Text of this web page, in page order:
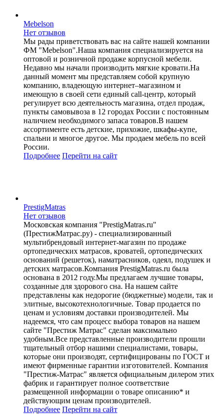
Mebelson
Нет отзывов
Мы рады приветствовать вас на сайте нашей компании
ФМ "Mebelson".Наша компания специализируется на
оптовой и розничной продаже корпусной мебели.
Недавно мы начали производить мягкие кровати.На
данный момент мы представляем собой крупную
компанию, владеющую интернет–магазином и
имеющую в своей сети единый call-центр, который
регулирует всю деятельность магазина, отдел продаж,
пункты самовывоза в 12 городах России c постоянным
наличием необходимого запаса товаров.В нашем
ассортименте есть детские, прихожие, шкафы-купе,
спальни и многое другое. Мы продаем мебель по всей
России.
Подробнее Перейти на сайт
PrestigMatras
Нет отзывов
Московская компания "PrestigMatras.ru"
(ПрестижМатрас.ру) - специализированный
мультибрендовый интернет-магазин по продаже
ортопедических матрасов, кроватей, ортопедических
оснований (решеток), наматрасников, одеял, подушек и
детских матрасов.Компания PrestigMatras.ru была
основана в 2012 году.Мы предлагаем лучшие товары,
созданные для здорового сна. На нашем сайте
представлены как недорогие (бюджетные) модели, так и
элитные, высокотехнологичные. Товар продается по
ценам и условиям доставки производителей. Мы
надеемся, что сам процесс выбора товаров на нашем
сайте "Престиж Матрас" сделан максимально
удобным.Все представленные производители прошли
тщательный отбор нашими специалистами, товары,
которые они производят, сертифицированы по ГОСТ и
имеют фирменные гарантии изготовителей. Компания
"Престиж-Матрас" является официальным дилером этих
фабрик и гарантирует полное соответствие
размещенной информации о товаре описанию* и
действующим ценам производителей.
Подробнее Перейти на сайт